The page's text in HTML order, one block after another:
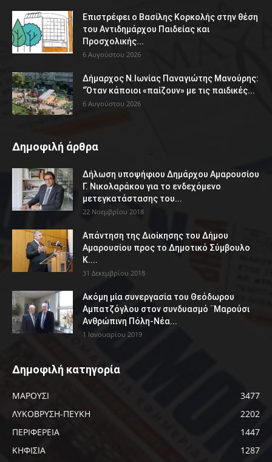
Επιστρέφει ο Βασίλης Κορκολής στην θέση
του Αντιδημάρχου Παιδείας και
Προσχολικής...
6 Αυγούστου 2026
Δήμαρχος Ν.Ιωνίας Παναγιώτης Μανούρης:
“Όταν κάποιοι «παίζουν» με τις παιδικές...
6 Αυγούστου 2026
Δημοφιλή άρθρα
Δήλωση υποψήφιου Δημάρχου Αμαρουσίου
Γ. Νικολαράκου για το ενδεχόμενο
μετεγκατάστασης του...
22 Νοεμβρίου 2018
Απάντηση της Διοίκησης του Δήμου
Αμαρουσίου προς το Δημοτικό Σύμβουλο
Κ....
31 Δεκεμβρίου 2018
Ακόμη μία συνεργασία του Θεόδωρου
Αμπατζόγλου στον συνδυασμό ¨Μαρούσι
Ανθρώπινη Πόλη-Νέα...
1 Ιανουαρίου 2019
Δημοφιλή κατηγορία
ΜΑΡΟΥΣΙ
3477
ΛΥΚΟΒΡΥΣΗ-ΠΕΥΚΗ
2202
ΠΕΡΙΦΕΡΕΙΑ
1447
ΚΗΦΙΣΙΑ
1287